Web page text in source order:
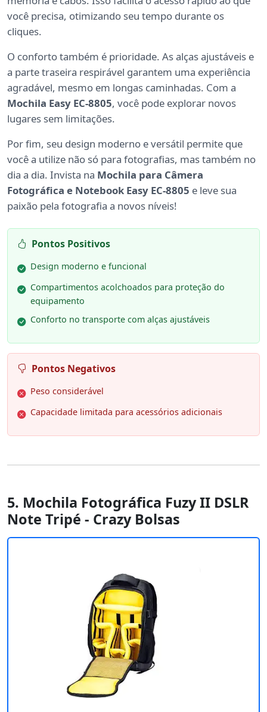
você precisa, otimizando seu tempo durante os
cliques.
O conforto também é prioridade. As alças ajustáveis e
a parte traseira respirável garantem uma experiência
agradável, mesmo em longas caminhadas. Com a
Mochila Easy EC-8805, você pode explorar novos
lugares sem limitações.
Por fim, seu design moderno e versátil permite que
você a utilize não só para fotografias, mas também no
dia a dia. Invista na Mochila para Câmera
Fotográfica e Notebook Easy EC-8805 e leve sua
paixão pela fotografia a novos níveis!
Pontos Positivos
Design moderno e funcional
Compartimentos acolchoados para proteção do
equipamento
Conforto no transporte com alças ajustáveis
Pontos Negativos
Peso considerável
Capacidade limitada para acessórios adicionais
5. Mochila Fotográfica Fuzy II DSLR
Note Tripé - Crazy Bolsas